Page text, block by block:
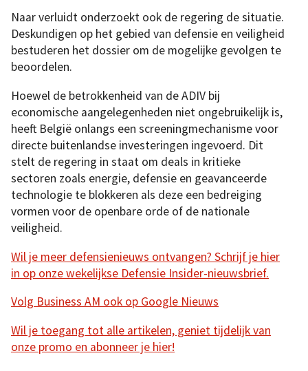
Naar verluidt onderzoekt ook de regering de situatie.
Deskundigen op het gebied van defensie en veiligheid
bestuderen het dossier om de mogelijke gevolgen te
beoordelen.
Hoewel de betrokkenheid van de ADIV bij
economische aangelegenheden niet ongebruikelijk is,
heeft België onlangs een screeningmechanisme voor
directe buitenlandse investeringen ingevoerd. Dit
stelt de regering in staat om deals in kritieke
sectoren zoals energie, defensie en geavanceerde
technologie te blokkeren als deze een bedreiging
vormen voor de openbare orde of de nationale
veiligheid.
Wil je meer defensienieuws ontvangen? Schrijf je hier
in op onze wekelijkse Defensie Insider-nieuwsbrief.
Volg Business AM ook op Google Nieuws
Wil je toegang tot alle artikelen, geniet tijdelijk van
onze promo en abonneer je hier!